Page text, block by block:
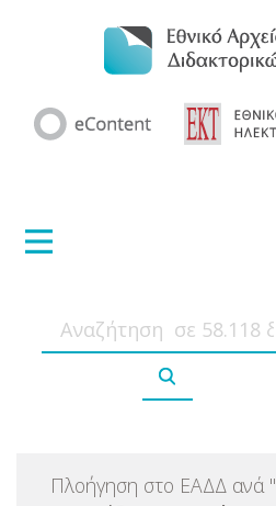
Πλοήγηση στο ΕΑΔΔ ανά "